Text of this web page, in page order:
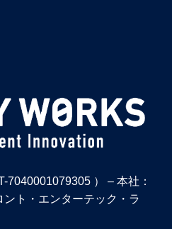
7040001079305 ） – 本社：
ト・エンターテック・ラ